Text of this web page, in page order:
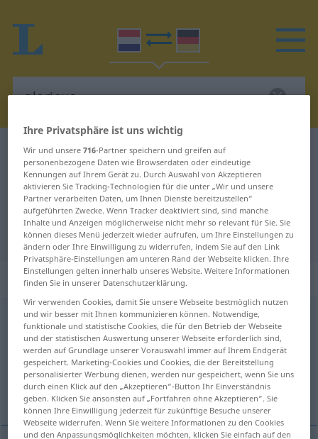
Niederländisch-Deutsch Wörterbuch
Niederländisch-Deutsch
Übersetzung für "glorieus"
"glorieus" Deutsch Übersetzung
„glorieus“: bijvoeglijk naamwoord
glorieus [-ˈrĭøːs]adj
Übersicht aller Übersetzungen
(Für mehr Details die Übersetzung anklicken/antippen)
glorreich, ruhmreich
Ihre Privatsphäre ist uns wichtig
Wir und unsere716-Partner speichern und greifen auf
personenbezogene Daten wie Browserdaten oder eindeutige
Kennungen auf Ihrem Gerät zu. Durch Auswahl von Akzeptieren
aktivieren Sie Tracking-Technologien für die unter „Wir und unsere
Partner verarbeiten Daten, um Ihnen Dienste bereitzustellen“
aufgeführten Zwecke. Wenn Tracker deaktiviert sind, sind manche
Inhalte und Anzeigen möglicherweise nicht mehr so relevant für Sie. Sie
können dieses Menü jederzeit wieder aufrufen, um Ihre Einstellungen zu
ändern oder Ihre Einwilligung zu widerrufen, indem Sie auf den Link
Privatsphäre-Einstellungen am unteren Rand der Webseite klicken. Ihre
Einstellungen gelten innerhalb unseres Website. Weitere Informationen
finden Sie in unserer Datenschutzerklärung.
Wir verwenden Cookies, damit Sie unsere Webseite bestmöglich nutzen
und wir besser mit Ihnen kommunizieren können. Notwendige,
funktionale und statistische Cookies, die für den Betrieb der Webseite
und der statistischen Auswertung unserer Webseite erforderlich sind,
werden auf Grundlage unserer Vorauswahl immer auf Ihrem Endgerät
gespeichert. Marketing-Cookies und Cookies, die der Bereitstellung
personalisierter Werbung dienen, werden nur gespeichert, wenn Sie uns
durch einen Klick auf den „Akzeptieren“-Button Ihr Einverständnis
geben. Klicken Sie ansonsten auf „Fortfahren ohne Akzeptieren“. Sie
können Ihre Einwilligung jederzeit für zukünftige Besuche unserer
Webseite widerrufen. Wenn Sie weitere Informationen zu den Cookies
und den Anpassungsmöglichkeiten möchten, klicken Sie einfach auf den